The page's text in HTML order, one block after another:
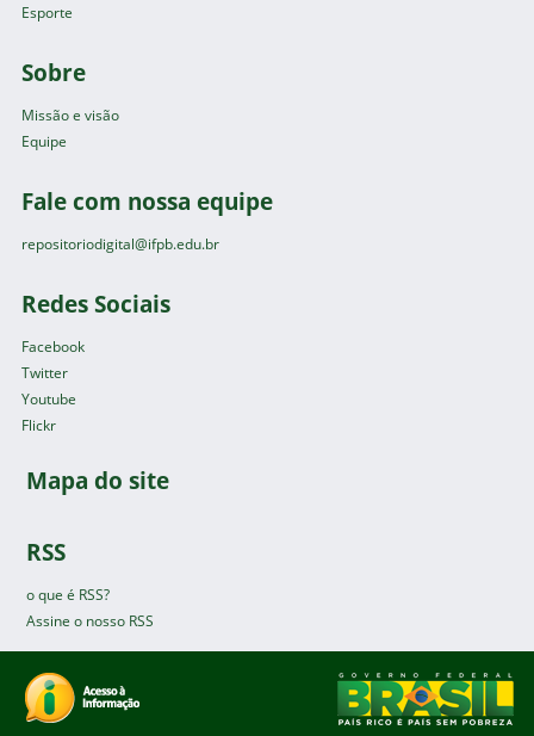
Esporte
Sobre
Missão e visão
Equipe
Fale com nossa equipe
repositoriodigital@ifpb.edu.br
Redes Sociais
Facebook
Twitter
Youtube
Flickr
Mapa do site
RSS
o que é RSS?
Assine o nosso RSS